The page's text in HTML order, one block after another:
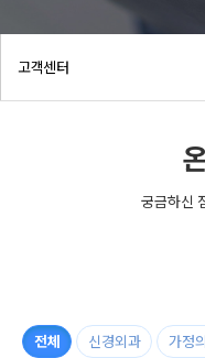
고객센터
궁금하신
전체 신경외과 가정